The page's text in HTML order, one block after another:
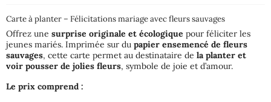
Carte à planter – Félicitations mariage avec fleurs sauvages
Offrez une surprise originale et écologique pour féliciter les
jeunes mariés. Imprimée sur du papier ensemencé de fleurs
sauvages, cette carte permet au destinataire de la planter et
voir pousser de jolies fleurs, symbole de joie et d’amour.
Le prix comprend :